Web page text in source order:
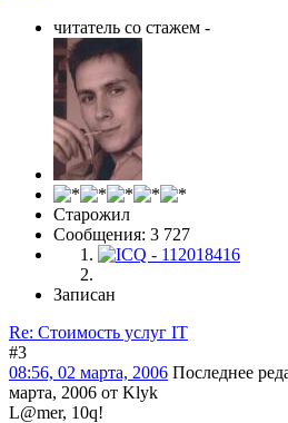
читатель со стажем -
Старожил
Сообщения: 3 727
Записан
Re: Стоимость услуг IT
#3
08:56, 02 марта, 2006 Последнее
марта, 2006 от Klyk
L@mer, 10q!